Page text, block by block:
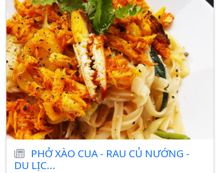
PHỞ XÀO CUA - RAU CỦ NƯỚNG -
DU LỊC...